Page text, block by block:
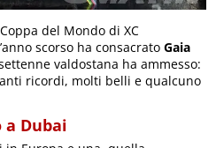
del Mondo di XC
scorso ha consacratoGaia
valdostana ha ammesso:
ricordi, molti belli e qualcuno
Dubai